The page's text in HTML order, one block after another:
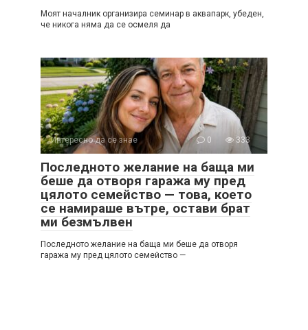
Моят началник организира семинар в аквапарк, убеден,
че никога няма да се осмеля да
Интересно да се знае 0 333
Последното желание на баща ми
беше да отворя гаража му пред
цялото семейство — това, което
се намираше вътре, остави брат
ми безмълвен
Последното желание на баща ми беше да отворя
гаража му пред цялото семейство —